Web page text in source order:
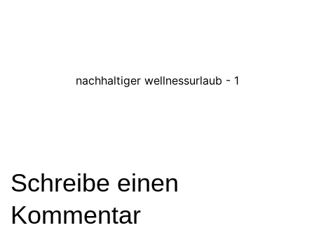
nachhaltiger wellnessurlaub - 1
Schreibe einen
Kommentar